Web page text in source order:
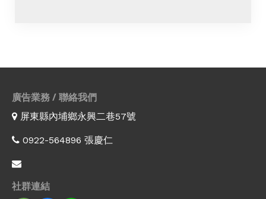
廣告業務 / 聯絡我們
屏東縣內埔鄉永興二巷57號
0922-564896 張慶仁
社群連結